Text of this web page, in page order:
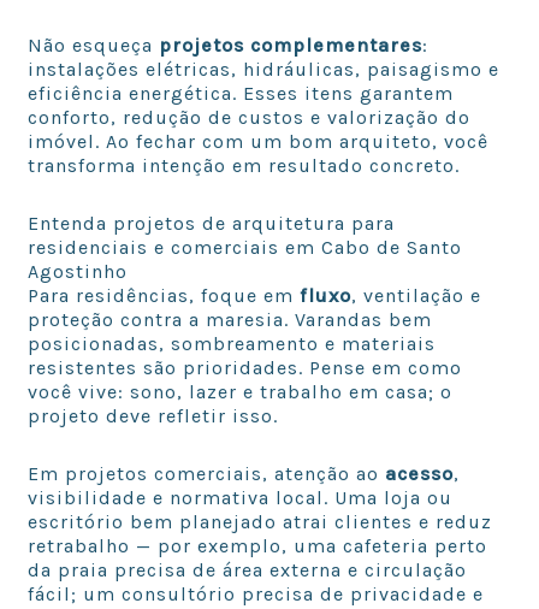
Não esqueça projetos complementares:
instalações elétricas, hidráulicas, paisagismo e
eficiência energética. Esses itens garantem
conforto, redução de custos e valorização do
imóvel. Ao fechar com um bom arquiteto, você
transforma intenção em resultado concreto.
Entenda projetos de arquitetura para
residenciais e comerciais em Cabo de Santo
Agostinho
Para residências, foque emfluxo, ventilação e
proteção contra a maresia. Varandas bem
posicionadas, sombreamento e materiais
resistentes são prioridades. Pense em como
você vive: sono, lazer e trabalho em casa; o
projeto deve refletir isso.
Em projetos comerciais, atenção ao acesso,
visibilidade e normativa local. Uma loja ou
escritório bem planejado atrai clientes e reduz
retrabalho — por exemplo, uma cafeteria perto
da praia precisa de área externa e circulação
fácil; um consultório precisa de privacidade e